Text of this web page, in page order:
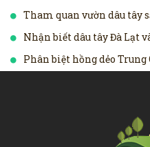
Tham quan vườn dâu tây
Nhận biết dâu tây Đà Lạt
Phân biệt hồng dẻo Trung